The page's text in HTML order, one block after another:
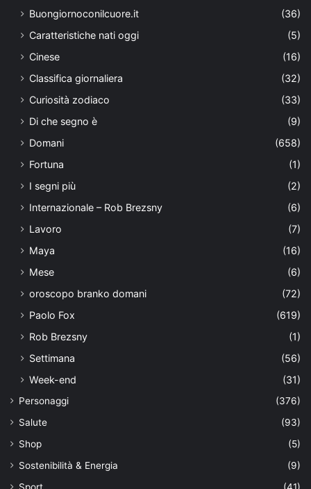
Buongiornoconilcuore.it
(36)
Caratteristiche nati oggi
(5)
Cinese
(16)
Classifica giornaliera
(32)
Curiosità zodiaco
(33)
Di che segno è
(9)
Domani
(658)
Fortuna
(1)
I segni più
(2)
Internazionale – Rob Brezsny
(6)
Lavoro
(7)
Maya
(16)
Mese
(6)
oroscopo branko domani
(72)
Paolo Fox
(619)
Rob Brezsny
(1)
Settimana
(56)
Week-end
(31)
Personaggi
(376)
Salute
(93)
Shop
(5)
Sostenibilità & Energia
(9)